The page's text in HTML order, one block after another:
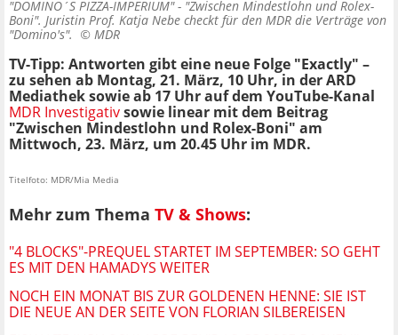
"DOMINO´S PIZZA-IMPERIUM" - "Zwischen Mindestlohn und Rolex-
Boni". Juristin Prof. Katja Nebe checkt für den MDR die Verträge von
"Domino's". © MDR
TV-Tipp: Antworten gibt eine neue Folge "Exactly" –
zu sehen ab Montag, 21. März, 10 Uhr, in der ARD
Mediathek sowie ab 17 Uhr auf dem YouTube-Kanal
MDR Investigativsowie linear mit dem Beitrag
"Zwischen Mindestlohn und Rolex-Boni" am
Mittwoch, 23. März, um 20.45 Uhr im MDR.
Titelfoto: MDR/Mia Media
Mehr zum Thema TV & Shows:
"4 BLOCKS"-PREQUEL STARTET IM SEPTEMBER: SO GEHT
ES MIT DEN HAMADYS WEITER
NOCH EIN MONAT BIS ZUR GOLDENEN HENNE: SIE IST
DIE NEUE AN DER SEITE VON FLORIAN SILBEREISEN